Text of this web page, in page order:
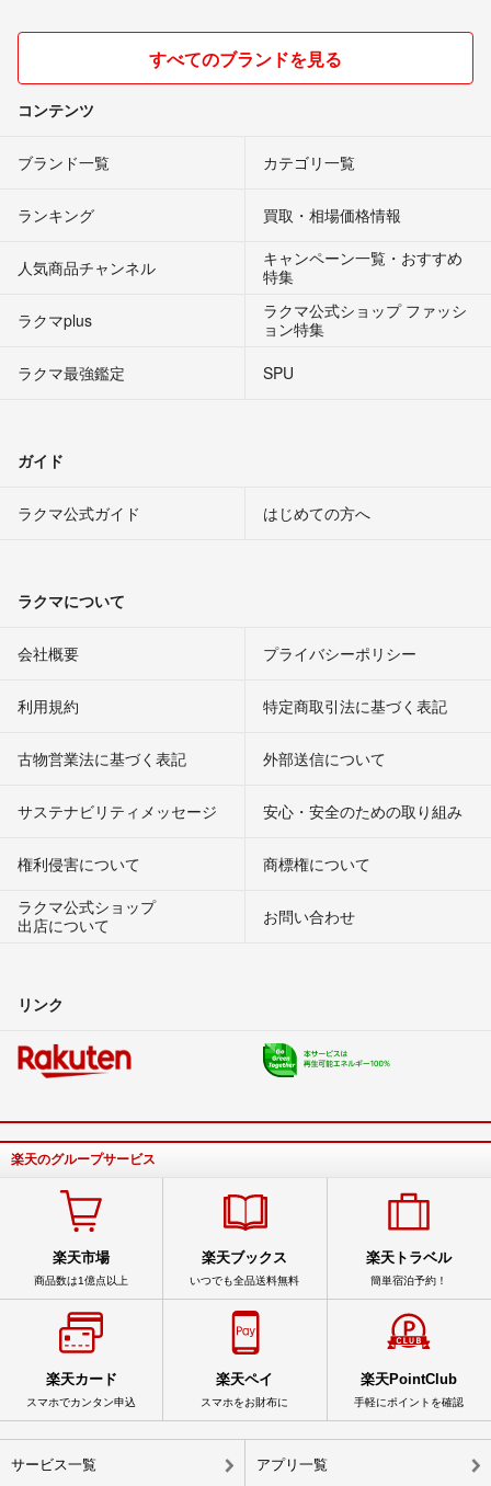
すべてのブランドを見る
コンテンツ
ブランド一覧 カテゴリ一覧
ランキング 買取・相場価格情報
人気商品チャンネル
キャンペーン一覧・おすすめ
特集
ラクマplus
ラクマ公式ショップ ファッシ
ョン特集
ラクマ最強鑑定
SPU
ガイド
ラクマ公式ガイド はじめての方へ
ラクマについて
会社概要 プライバシーポリシー
利用規約 特定商取引法に基づく表記
古物営業法に基づく表記 外部送信について
サステナビリティメッセージ 安心・安全のための取り組み
権利侵害について
商標権について
ラクマ公式ショップ
出店について
お問い合わせ
リンク
楽天のグループサービス
楽天市場
商品数は1億点以上
楽天ブックス
いつでも全品送料無料
楽天トラベル
簡単宿泊予約！
楽天カード
スマホでカンタン申込
楽天ペイ
スマホをお財布に
楽天PointClub
手軽にポイントを確認
サービス一覧 アプリ一覧